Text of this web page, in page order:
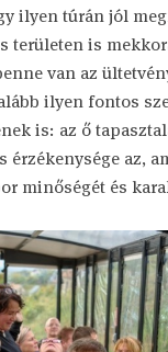
ilyen túrán jól
területen is
van az
ilyen fontos
is: az ő
érzékenysége az,
minőségét és